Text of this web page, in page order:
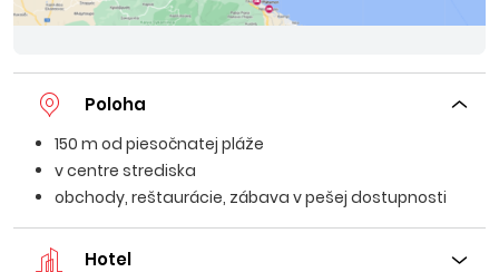
Poloha
150 m od piesočnatej pláže
v centre strediska
obchody, reštaurácie, zábava v pešej dostupnosti
Hotel